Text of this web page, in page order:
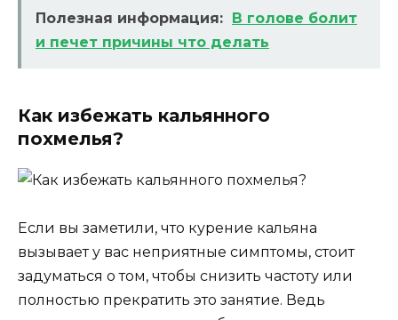
Полезная информация: В голове болит
и печет причины что делать
Как избежать кальянного
похмелья?
Если вы заметили, что курение кальяна
вызывает у вас неприятные симптомы, стоит
задуматься о том, чтобы снизить частоту или
полностью прекратить это занятие. Ведь